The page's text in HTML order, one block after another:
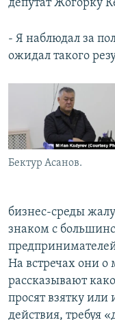
депутат Жогорку
- Я наблюдал за
ожидал такого
Бектур Асанов.
бизнес-среды
знаком с
На встречах они о
рассказывают
просят взятку
действия, требуя